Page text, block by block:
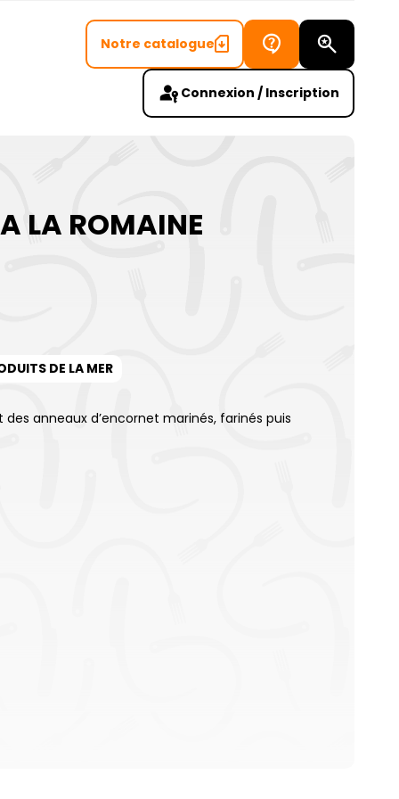
Notre catalogue
Connexion / Inscription
LA ROMAINE
DE LA MER
anneaux d’encornet marinés, farinés puis